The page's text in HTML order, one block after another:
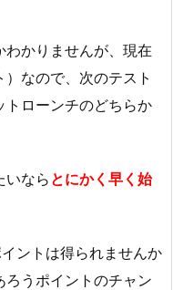
かりませんが、現在
なので、次のテスト
トローンチのどちらか
いなら とにかく早く始
ントは得られませんか
ろうポイントのチャン